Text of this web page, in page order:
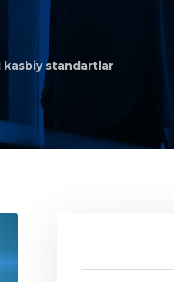
kasbiy standartlar